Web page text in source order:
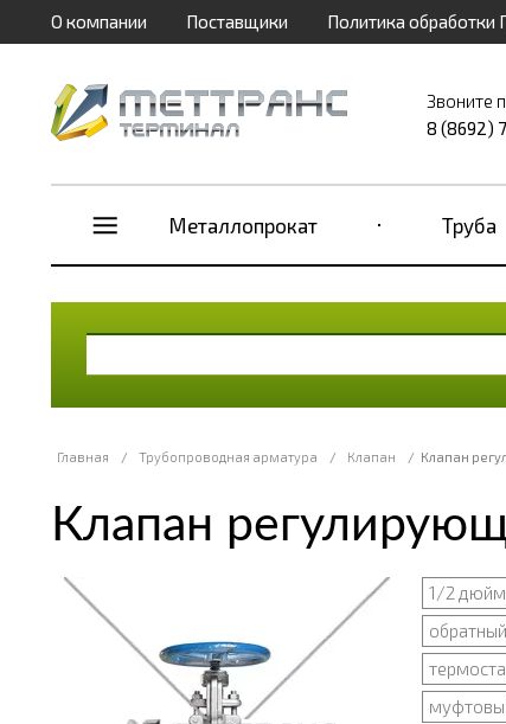
О компании Поставщики Политика обработки
Звоните
8 (8692)
Металлопрокат Труба
Главная / Трубопроводная арматура / Клапан / Клапан
Клапан
1/2
обратный